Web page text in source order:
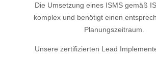
Die Umsetzung eines ISMS gemäß
komplex und benötigt einen
Planungszeitraum.
Unsere zertifizierten Lead